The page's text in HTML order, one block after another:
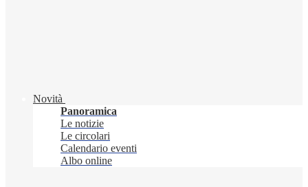
Novità
Panoramica
Le notizie
Le circolari
Calendario eventi
Albo online